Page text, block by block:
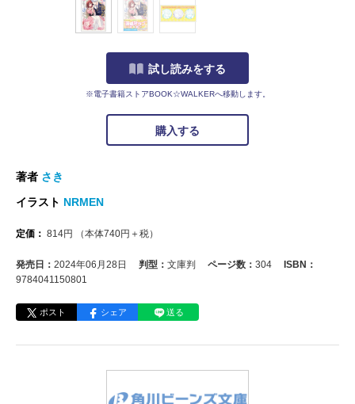
試し読みをする
※電子書籍ストアBOOK☆WALKERへ移動します。
購入する
著者 さき
イラスト NRMEN
定価： 814円 （本体740円＋税）
発売日： 2024年06月28日 判型： 文庫判 ページ数： 304
ISBN：
9784041150801
ポスト シェア 送る